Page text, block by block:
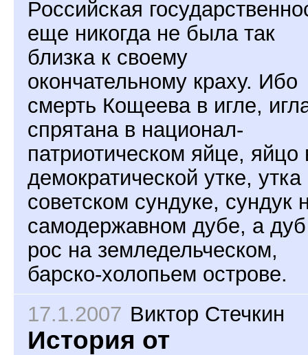
Российская
еще никогда не была так
близка к своему
окончательному краху. Ибо
смерть Кощеева в игле,
спрятана в национал-
патриотическом яйце, яйцо
демократической утке, утка
советском сундуке, сундук
самодержавном дубе, а дуб
рос на земледельческом,
барско-холопьем острове.
17.1.2007 Виктор Стечкин
История от